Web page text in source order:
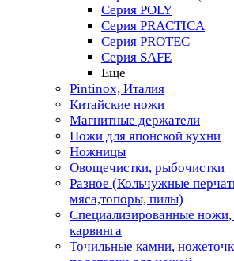
Серия POLY
Серия PRACTICA
Серия PROTEC
Серия SAFE
Еще
Pintinox, Италия
Китайские ножи
Магнитные держатели
Ножи для японской кухни
Ножницы
Овощечистки, рыбочистки
Разное (Кольчужные
мяса,топоры, пилы)
Специализированные
карвинга
Точильные камни,